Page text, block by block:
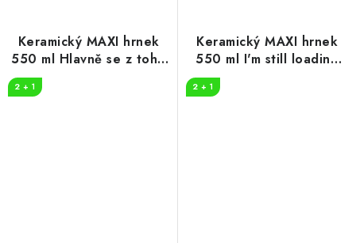
Keramický MAXI hrnek
550 ml Hlavně se z toho
2 + 1
Keramický MAXI hrnek
550 ml I'm still loading
2 + 1